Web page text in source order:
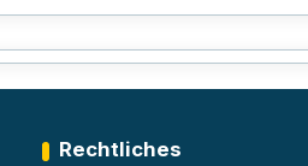
Rechtliches